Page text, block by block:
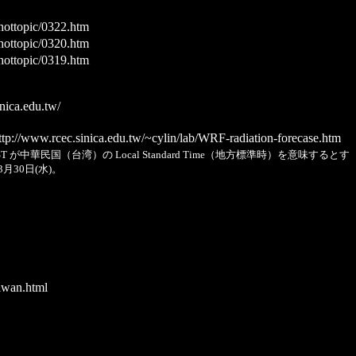
0322.htm
0320.htm
0319.htm
www.rcec.sinica.edu.tw/~cylin/lab/WRF-radiation-forecase.htm
中華民国（台湾）の Local Standard Time（地方標準時）を意味するとす
30日(水)。